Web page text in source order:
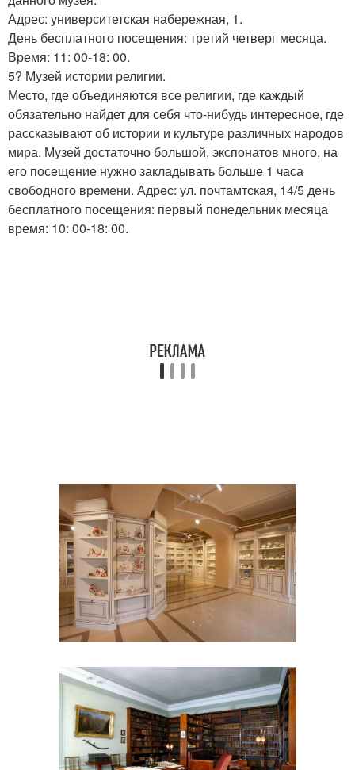
Адрес: университетская набережная, 1.
День бесплатного посещения: третий четверг месяца.
Время: 11: 00-18: 00.
5? Музей истории религии.
Место, где объединяются все религии, где каждый
обязательно найдет для себя что-нибудь интересное, где
рассказывают об истории и культуре различных народов
мира. Музей достаточно большой, экспонатов много, на
его посещение нужно закладывать больше 1 часа
свободного времени. Адрес: ул. почтамтская, 14/5 день
бесплатного посещения: первый понедельник месяца
время: 10: 00-18: 00.